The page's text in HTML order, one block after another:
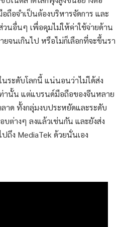
ถือจำเป็นต้องบริหารจัดการ และ
นอื่นๆ เพื่อคุมไม่ให้ค่าใช้จ่ายด้าน
จนเกินไป หรือไม่ก็เลือกที่จะขึ้นรา
ระดับโลกนี้ แน่นอนว่าไม่ได้ส่ง
านั้น แต่แบรนด์มือถือของจีนหลาย
าด ทั้งกลุ่มงบประหยัดและระดับ
บต่างๆ ลงแล้วเช่นกัน และยังส่ง
ถึง MediaTek ด้วยนั่นเอง